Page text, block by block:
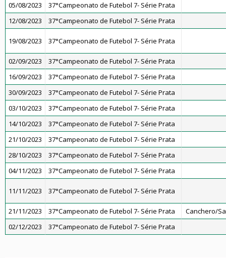
05/08/2023
37°Campeonato de Futebol 7- Série Prata
12/08/2023
37°Campeonato de Futebol 7- Série Prata
19/08/2023 37°Campeonato de Futebol 7- Série Prata
02/09/2023
37°Campeonato de Futebol 7- Série Prata
16/09/2023
37°Campeonato de Futebol 7- Série Prata
30/09/2023
37°Campeonato de Futebol 7- Série Prata
03/10/2023
37°Campeonato de Futebol 7- Série Prata
14/10/2023
37°Campeonato de Futebol 7- Série Prata
21/10/2023
37°Campeonato de Futebol 7- Série Prata
28/10/2023
37°Campeonato de Futebol 7- Série Prata
04/11/2023
37°Campeonato de Futebol 7- Série Prata
11/11/2023 37°Campeonato de Futebol 7- Série Prata
21/11/2023 37°Campeonato de Futebol 7- Série Prata
Canchero/
02/12/2023
37°Campeonato de Futebol 7- Série Prata